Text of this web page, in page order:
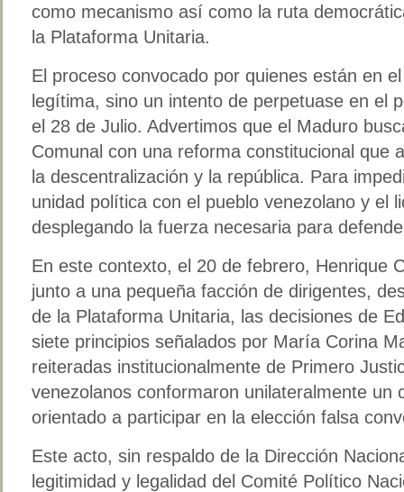
como mecanismo así como la ruta
la Plataforma Unitaria.
El proceso convocado por quienes están en
legítima, sino un intento de perpetuase en el
el 28 de Julio. Advertimos que el Maduro
Comunal con una reforma constitucional que
la descentralización y la república. Para
unidad política con el pueblo venezolano y el
desplegando la fuerza necesaria para
En este contexto, el 20 de febrero, Henrique
junto a una pequeña facción de dirigentes,
de la Plataforma Unitaria, las decisiones de
siete principios señalados por María Corina
reiteradas institucionalmente de Primero
venezolanos conformaron unilateralmente un
orientado a participar en la elección falsa
Este acto, sin respaldo de la Dirección
legitimidad y legalidad del Comité Político